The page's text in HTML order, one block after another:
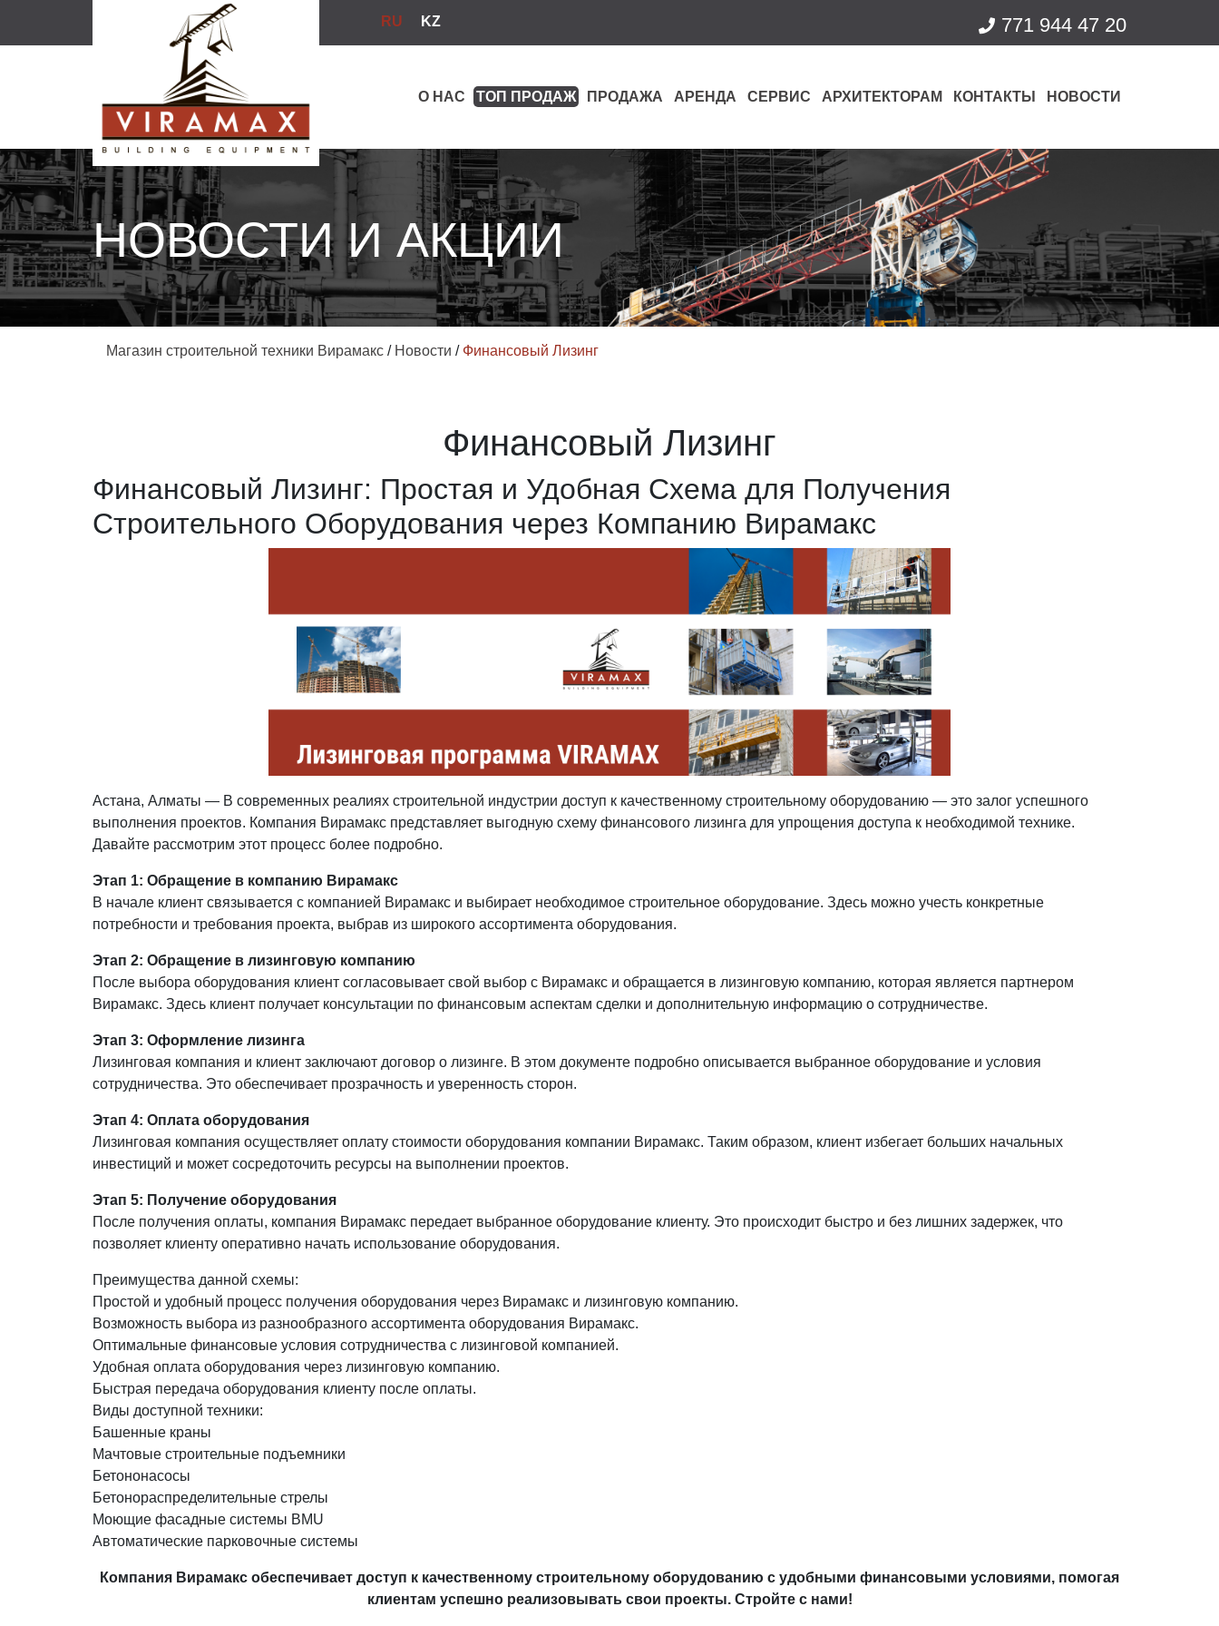
RU KZ 771 944 47 20
О НАС ТОП ПРОДАЖ ПРОДАЖА АРЕНДА СЕРВИС АРХИТЕКТОРАМ КОНТАКТЫ НОВОСТИ
НОВОСТИ И АКЦИИ
Магазин строительной техники Вирамакс / Новости / Финансовый Лизинг
Финансовый Лизинг
Финансовый Лизинг: Простая и Удобная Схема для Получения
Строительного Оборудования через Компанию Вирамакс
Астана, Алматы — В современных реалиях строительной индустрии доступ к качественному строительному оборудованию — это залог успешного
выполнения проектов. Компания Вирамакс представляет выгодную схему финансового лизинга для упрощения доступа к необходимой технике.
Давайте рассмотрим этот процесс более подробно.
Этап 1: Обращение в компанию Вирамакс
В начале клиент связывается с компанией Вирамакс и выбирает необходимое строительное оборудование. Здесь можно учесть конкретные
потребности и требования проекта, выбрав из широкого ассортимента оборудования.
Этап 2: Обращение в лизинговую компанию
После выбора оборудования клиент согласовывает свой выбор с Вирамакс и обращается в лизинговую компанию, которая является партнером
Вирамакс. Здесь клиент получает консультации по финансовым аспектам сделки и дополнительную информацию о сотрудничестве.
Этап 3: Оформление лизинга
Лизинговая компания и клиент заключают договор о лизинге. В этом документе подробно описывается выбранное оборудование и условия
сотрудничества. Это обеспечивает прозрачность и уверенность сторон.
Этап 4: Оплата оборудования
Лизинговая компания осуществляет оплату стоимости оборудования компании Вирамакс. Таким образом, клиент избегает больших начальных
инвестиций и может сосредоточить ресурсы на выполнении проектов.
Этап 5: Получение оборудования
После получения оплаты, компания Вирамакс передает выбранное оборудование клиенту. Это происходит быстро и без лишних задержек, что
позволяет клиенту оперативно начать использование оборудования.
Преимущества данной схемы:
Простой и удобный процесс получения оборудования через Вирамакс и лизинговую компанию.
Возможность выбора из разнообразного ассортимента оборудования Вирамакс.
Оптимальные финансовые условия сотрудничества с лизинговой компанией.
Удобная оплата оборудования через лизинговую компанию.
Быстрая передача оборудования клиенту после оплаты.
Виды доступной техники:
Башенные краны
Мачтовые строительные подъемники
Бетононасосы
Бетонораспределительные стрелы
Моющие фасадные системы BMU
Автоматические парковочные системы
Компания Вирамакс обеспечивает доступ к качественному строительному оборудованию с удобными финансовыми условиями, помогая
клиентам успешно реализовывать свои проекты. Стройте с нами!